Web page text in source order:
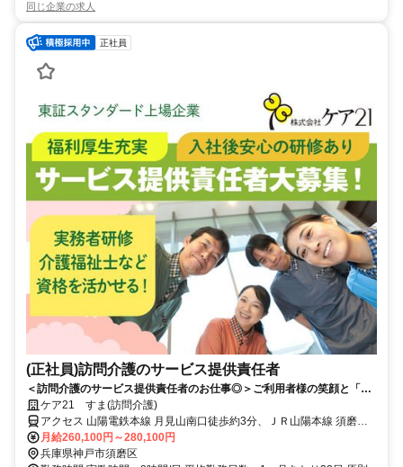
同じ企業の求人
正社員
(正社員)訪問介護のサービス提供責任者
＜訪問介護のサービス提供責任者のお仕事◎＞ご利用者様の笑顔と「あ
りがとう」の一言が仕事のやりがいへと変わります。資格を活かし、体
制が整った環境で働きたい方歓迎！
ケア21 すま(訪問介護)
アクセス 山陽電鉄本線 月見山南口徒歩約3分、ＪＲ山陽本線 須磨海
浜公園北口徒歩約6分、山陽電鉄本線 須磨寺徒歩約9分 山陽電鉄本線
「月見山」駅から徒歩約3分
月給260,100円～280,100円
兵庫県神戸市須磨区